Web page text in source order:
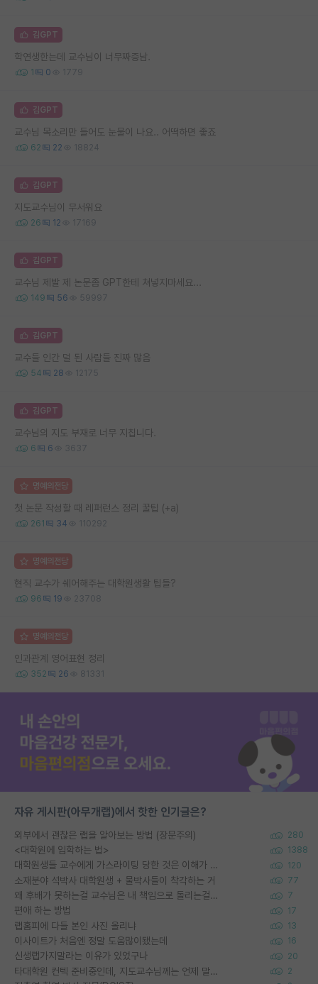
김GPT
학연생한는데 교수님이 너무짜증남.
1 0 1779
김GPT
교수님 목소리만 들어도 눈물이 나요.. 어떡하면 좋죠
62 22 18824
김GPT
지도교수님이 무서워요
26 12 17169
김GPT
교수님 제발 제 논문좀 GPT한테 쳐넣지마세요...
149 56 59997
김GPT
교수들 인간 덜 된 사람들 진짜 많음
54 28 12175
김GPT
교수님의 지도 부재로 너무 지칩니다.
6 6 3637
명예의전당
첫 논문 작성할 때 레퍼런스 정리 꿀팁 (+a)
261 34 110292
명예의전당
현직 교수가 쉐어해주는 대학원생활 팁들?
96 19 23708
명예의전당
인과관계 영어표현 정리
352 26 81331
자유 게시판(아무개랩)에서 핫한 인기글은?
외부에서 괜찮은 랩을 알아보는 방법 (장문주의) 280
<대학원에 입학하는 법> 1388
대학원생들 교수에게 가스라이팅 당한 것은 이해가 갑니다. 안타깝네요. 120
소재분야 석박사 대학원생 + 물박사들이 착각하는 거 77
왜 후배가 못하는걸 교수님은 내 책임으로 돌리는걸까요? 7
편애 하는 방법 17
랩홈피에 다들 본인 사진 올리냐 13
이사이트가 처음엔 정말 도움많이됐는데 16
신생랩가지말라는 이유가 있었구나 20
타대학원 컨텍 준비중인데, 지도교수님께는 언제 말씀드려야 할까요? 2